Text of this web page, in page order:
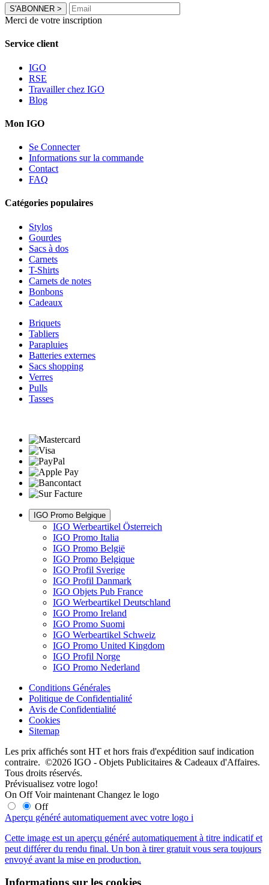
S'ABONNER >
Merci de votre inscription
Service client
IGO
RSE
Travailler chez IGO
Blog
Mon IGO
Se Connecter
Informations sur la commande
Contact
FAQ
Catégories populaires
Stylos
Gourdes
Sacs à dos
Carnets
T-Shirts
Carnets de notes
Bonbons
Cadeaux
Briquets
Tabliers
Parapluies
Batteries externes
Sacs shopping
Verres
Pulls
Tasses
IGO Promo Belgique
IGO Werbeartikel Österreich
IGO Promo Italia
IGO Promo België
IGO Promo Belgique
IGO Profil Sverige
IGO Profil Danmark
IGO Objets Pub France
IGO Werbeartikel Deutschland
IGO Promo Ireland
IGO Promo Suomi
IGO Werbeartikel Schweiz
IGO Promo United Kingdom
IGO Profil Norge
IGO Promo Nederland
Conditions Générales
Politique de Confidentialité
Avis de Confidentialité
Cookies
Sitemap
Les prix affichés sont HT et hors frais d'expédition sauf indication
contraire. ©2026 IGO - Objets Publicitaires & Cadeaux d'Affaires.
Tous droits réservés.
Prévisualisez votre logo!
On Off Voir maintenant Changez le logo
Off
Aperçu généré automatiquement avec votre logo i
Cette image est un aperçu généré automatiquement à titre indicatif et
peut différer du rendu final. Un bon à tirer gratuit vous sera toujours
envoyé avant la mise en production.